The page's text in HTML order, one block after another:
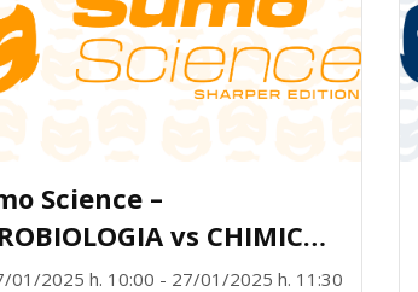
Science –
vs CHIMICA
01/2025 h. 10:00 - 27/01/2025 h. 11:30